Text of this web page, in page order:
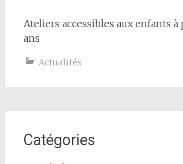
Ateliers accessibles aux enfants à
ans
Actualités
Catégories